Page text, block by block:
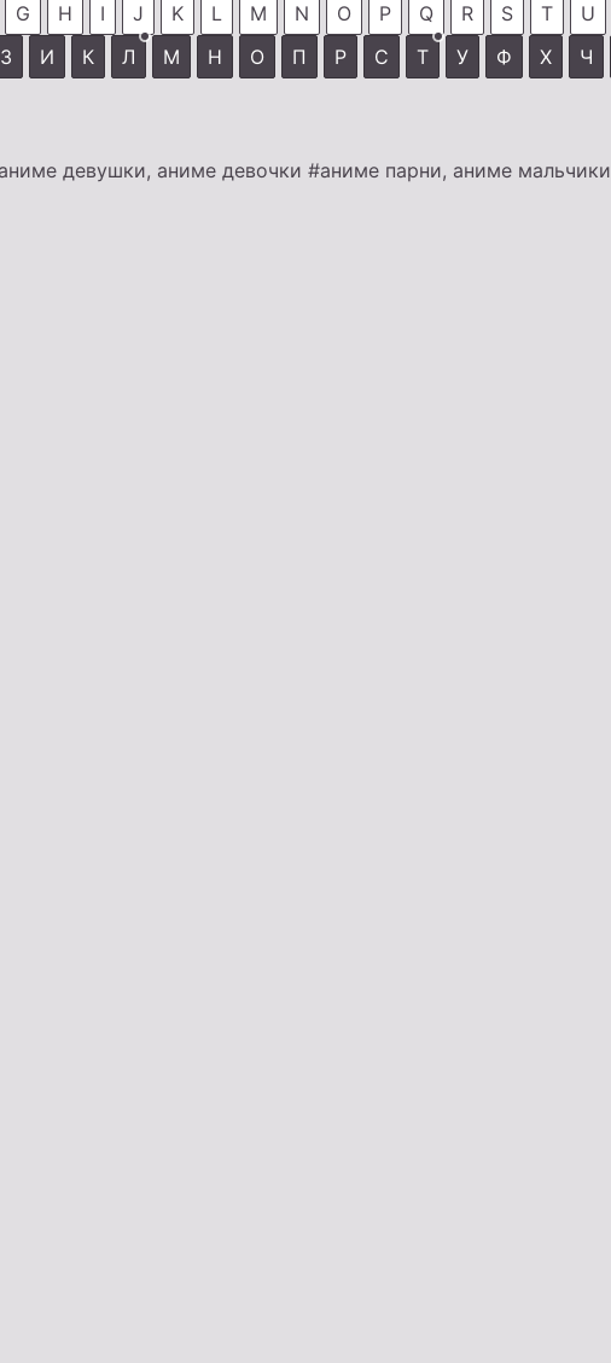
G H I J K L M N O P Q R S T U
З И К Л М Н О П Р С Т У Ф Х Ч
девушки, аниме девочки #аниме парни, аниме мальчики